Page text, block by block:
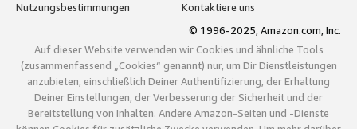
Nutzungsbestimmungen
Kontaktiere uns
© 1996-2025, Amazon.com, Inc.
Auf dieser Website verwenden wir Cookies und ähnliche Tools
(zusammenfassend „Cookies“ genannt) nur, um Dir Dienstleistungen
anzubieten, einschließlich Deiner Authentifizierung, der Erhaltung
Deiner Einstellungen, der Verbesserung der Sicherheit und der
Bereitstellung von Inhalten. Andere Amazon-Seiten und -Dienste